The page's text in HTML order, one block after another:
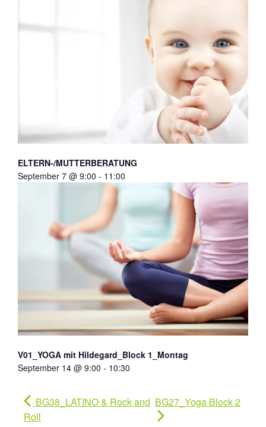
ELTERN-/MUTTERBERATUNG
September 7 @ 9:00 - 11:00
V01_YOGA mit Hildegard_Block 1_Montag
September 14 @ 9:00 - 10:30
BG38_LATINO & Rock and
Roll
BG27_Yoga Block 2